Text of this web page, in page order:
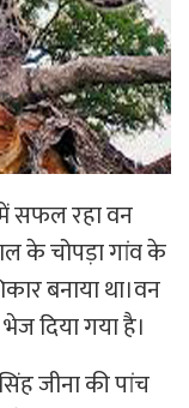
सफल रहा वन
के चोपड़ा गांव के
बनाया था।वन
दिया गया है।
जीना की पांच